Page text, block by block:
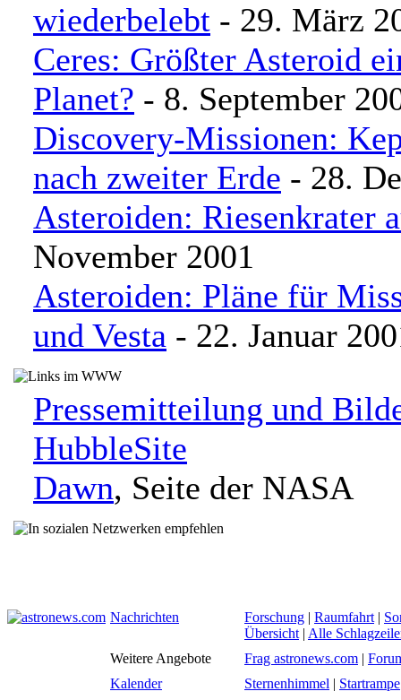
wiederbelebt - 29. März
Ceres: Größter Asteroid
Planet? - 8. September
Discovery-Missionen:
nach zweiter Erde - 28.
Asteroiden: Riesenkrater
November 2001
Asteroiden: Pläne für
und Vesta - 22. Januar
Pressemitteilung und
HubbleSite
Dawn, Seite der NASA
Nachrichten Forschung | Raumfahrt |
Übersicht | Alle
Weitere Angebote
Frag astronews.com |
Kalender
Sternenhimmel | Startrampe